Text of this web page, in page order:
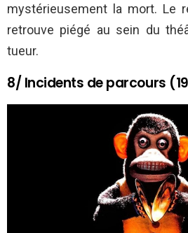
mystérieusement la mort. Le
retrouve piégé au sein du
tueur.
8/ Incidents de parcours